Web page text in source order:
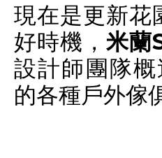
現在是更新花
好時機， 米蘭
設計師團隊
的各種戶外傢